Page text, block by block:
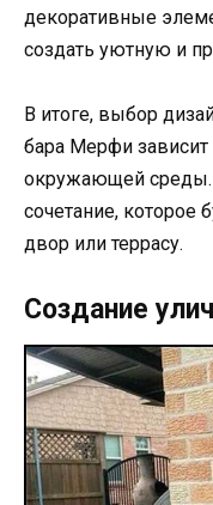
декоративные
создать уютную и
В итоге, выбор
бара Мерфи зависит
окружающей среды.
сочетание, которое
двор или террасу.
Создание